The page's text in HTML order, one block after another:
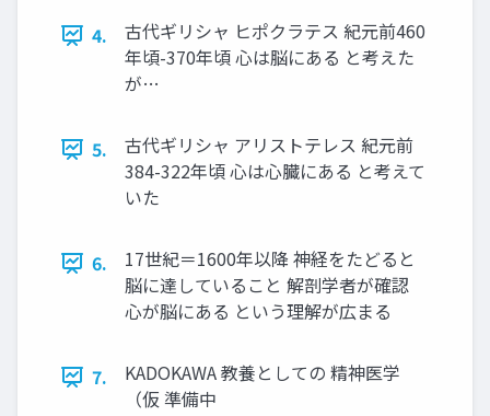
4.
古代ギリシャ ヒポクラテス 紀元前460
年頃-370年頃 心は脳にある と考えた
が…
5.
古代ギリシャ アリストテレス 紀元前
384-322年頃 心は心臓にある と考えて
いた
6.
17世紀＝1600年以降 神経をたどると
脳に達していること 解剖学者が確認
心が脳にある という理解が広まる
7.
KADOKAWA 教養としての 精神医学
（仮 準備中